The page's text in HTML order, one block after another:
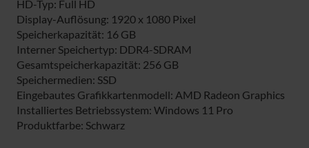
HD-Typ: Full HD
Display-Auflösung: 1920 x 1080 Pixel
Speicherkapazität: 16 GB
Interner Speichertyp: DDR4-SDRAM
Gesamtspeicherkapazität: 256 GB
Speichermedien: SSD
Eingebautes Grafikkartenmodell: AMD Radeon Graphics
Installiertes Betriebssystem: Windows 11 Pro
Produktfarbe: Schwarz